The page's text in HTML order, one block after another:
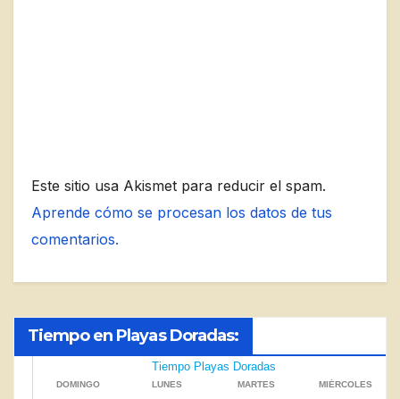
Este sitio usa Akismet para reducir el spam.
Aprende cómo se procesan los datos de tus
comentarios.
Tiempo en Playas Doradas: